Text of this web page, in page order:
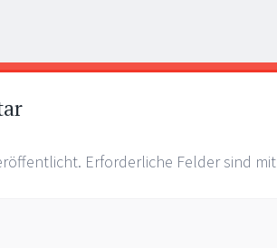
Erforderliche Felder sind mit